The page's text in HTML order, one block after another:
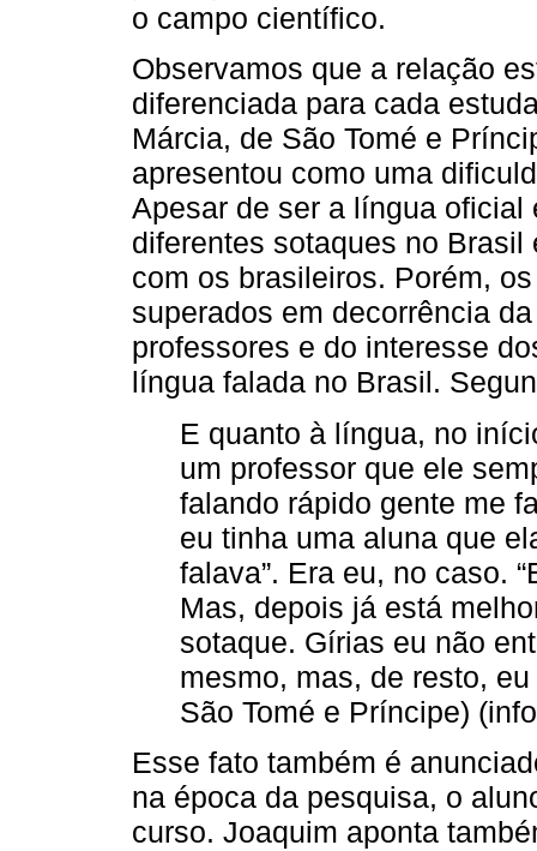
o campo científico.
Observamos que a relação
diferenciada para cada
Márcia, de São Tomé e
apresentou como uma
Apesar de ser a língua
diferentes sotaques no
com os brasileiros. Porém,
superados em decorrência
professores e do interesse
língua falada no Brasil.
E quanto à língua, no
um professor que ele
falando rápido gente me
eu tinha uma aluna que
falava”. Era eu, no caso.
Mas, depois já está
sotaque. Gírias eu não
mesmo, mas, de resto,
São Tomé e Príncipe)
Esse fato também é
na época da pesquisa, o
curso. Joaquim aponta